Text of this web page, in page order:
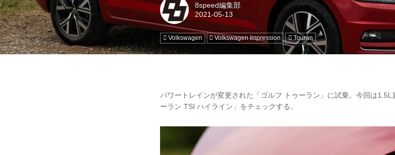
8speed編集部
Volkswagen Volkswagen Impression Touran
パワートレインが変更された「ゴルフ トゥーラン」に試乗。今回は
ーラン TSI ハイライン」をチェックする。